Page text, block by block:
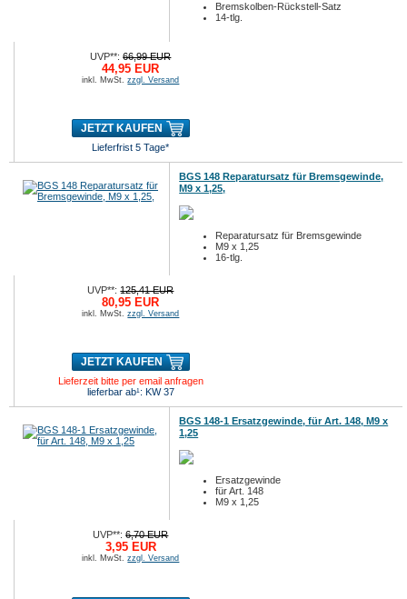
Bremskolben-Rückstell-Satz
14-tlg.
UVP**:66,99 EUR
44,95 EUR
inkl. MwSt.zzgl. Versand
JETZT KAUFEN
Lieferfrist 5 Tage*
BGS 148 Reparatursatz für Bremsgewinde,
M9 x 1,25,
Reparatursatz für Bremsgewinde
M9 x 1,25
16-tlg.
UVP**:125,41 EUR
80,95 EUR
inkl. MwSt.zzgl. Versand
JETZT KAUFEN
Lieferzeit bitte per email anfragen
lieferbar ab¹: KW 37
BGS 148-1 Ersatzgewinde, für Art. 148, M9 x
1,25
Ersatzgewinde
für Art. 148
M9 x 1,25
UVP**:6,70 EUR
3,95 EUR
inkl. MwSt.zzgl. Versand